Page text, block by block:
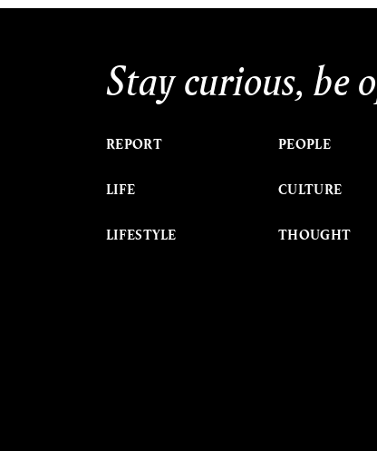
Stay curious, be
REPORT
LIFE
LIFESTYLE
PEOPLE
CULTURE
THOUGHT